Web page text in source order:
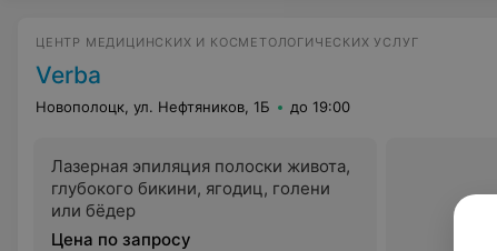
ЦЕНТР МЕДИЦИНСКИХ И КОСМЕТОЛОГИЧЕСКИХ УСЛУГ
Verba
Новополоцк, ул. Нефтяников, 1Б до 19:00
Лазерная эпиляция полоски живота,
глубокого бикини, ягодиц, голени
или бёдер
Цена по запросу